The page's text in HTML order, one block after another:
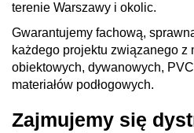
terenie Warszawy i okolic.
Gwarantujemy fachową,
każdego projektu związanego z
obiektowych, dywanowych,
materiałów podłogowych.
Zajmujemy się